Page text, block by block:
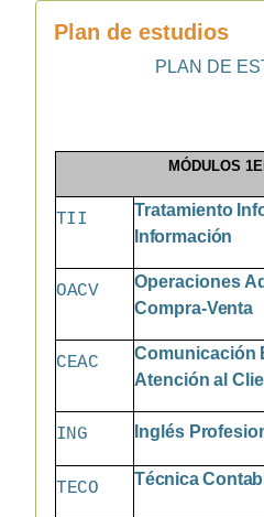
Plan de estudios
PLAN DE
MÓDULOS
TII Tratamiento
Información
OACV Operaciones
Compra-Venta
CEAC Comunicación
Atención al
ING Inglés
TECO Técnica